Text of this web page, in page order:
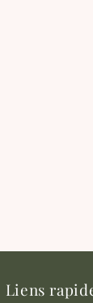
Liens